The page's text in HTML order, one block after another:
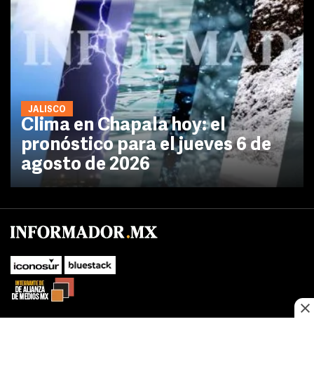
JALISCO
Clima en Chapala hoy: el
pronóstico para el jueves 6 de
agosto de 2026